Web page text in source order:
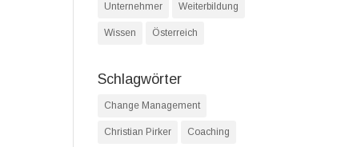
Unternehmer Weiterbildung
Wissen Österreich
Schlagwörter
Change Management
Christian Pirker Coaching